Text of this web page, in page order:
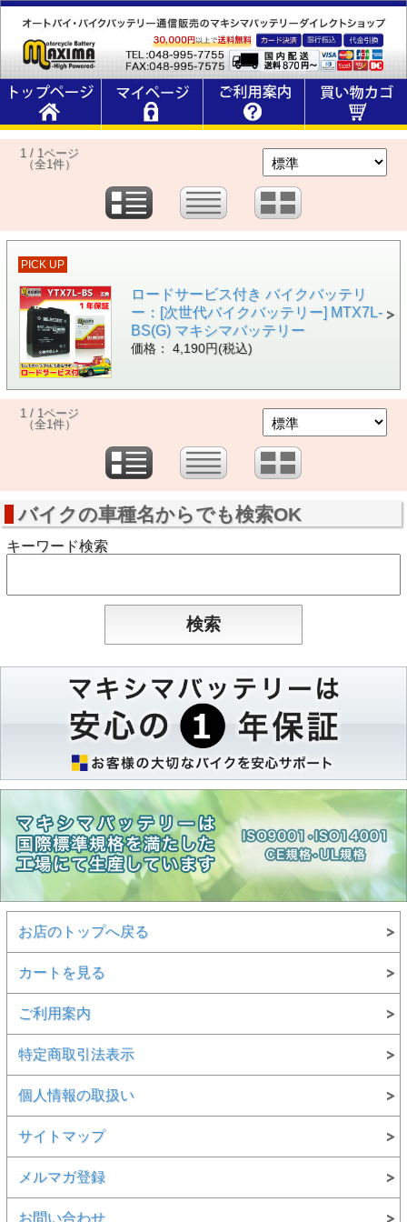
1 / 1ページ
（全1件）
PICK UP
ロードサービス付き バイクバッテリ
ー：[次世代バイクバッテリー] MTX7L-
BS(G) マキシマバッテリー
価格： 4,190円(税込)
1 / 1ページ
（全1件）
バイクの車種名からでも検索OK
キーワード検索
お店のトップへ戻る
カートを見る
ご利用案内
特定商取引法表示
個人情報の取扱い
サイトマップ
メルマガ登録
お問い合わせ